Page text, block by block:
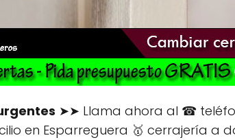
➤➤ Llama ahora al ☎
en Esparreguera 🥇 cerrajería a